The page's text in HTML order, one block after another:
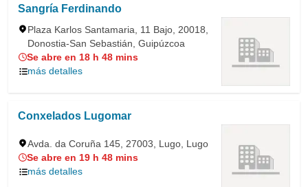
Sangría Ferdinando
Plaza Karlos Santamaria, 11 Bajo, 20018,
Donostia-San Sebastián, Guipúzcoa
Se abre en 18 h 48 mins
más detalles
Conxelados Lugomar
Avda. da Coruña 145, 27003, Lugo, Lugo
Se abre en 19 h 48 mins
más detalles